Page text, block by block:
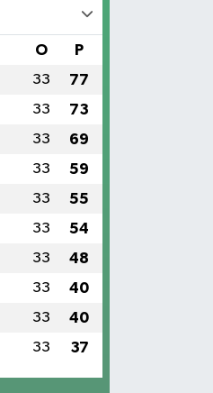
O P
33 77
33 73
33 69
33 59
33 55
33 54
33 48
33 40
33 40
33 37